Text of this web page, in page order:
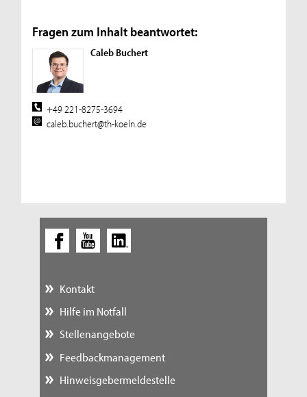
Fragen zum Inhalt beantwortet:
Caleb Buchert
+49 221-8275-3694
caleb.buchert@th-koeln.de
Kontakt
Hilfe im Notfall
Stellenangebote
Feedbackmanagement
Hinweisgebermeldestelle